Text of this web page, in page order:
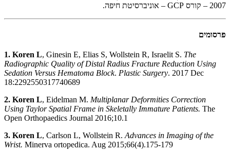
2007 – קורס GCP – אוניברסיטת חיפה.
פרסומים
1. Koren L, Ginesin E, Elias S, Wollstein R, Israelit S. The
Radiographic Quality of Distal Radius Fracture Reduction Using
Sedation Versus Hematoma Block. Plastic Surgery. 2017 Dec
18:2292550317740689
2. Koren L, Eidelman M. Multiplanar Deformities Correction
Using Taylor Spatial Frame in Skeletally Immature Patients. The
Open Orthopaedics Journal 2016;10.1
3. Koren L, Carlson L, Wollstein R.Advances in Imaging of the
Wrist. Minerva ortopedica. Aug 2015;66(4).175-179